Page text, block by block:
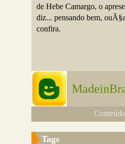
de Hebe Camargo, o
diz... pensando bem,
confira.
Tags